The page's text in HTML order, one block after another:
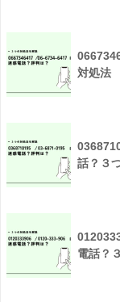
対処法
話？３
電話？